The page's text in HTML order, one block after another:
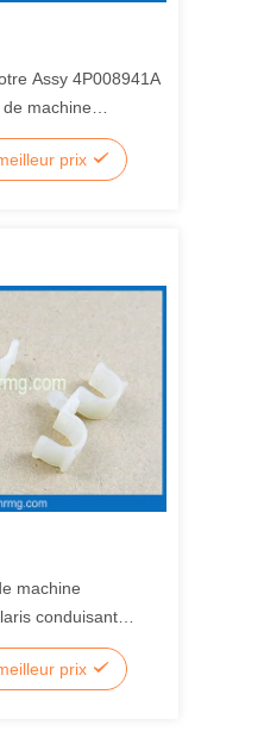
Assy 4P008941A
machine
prix
machine
conduisant
prix